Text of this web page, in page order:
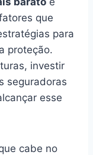
que
para
proteção.
investir
seguradoras
esse
cabe no